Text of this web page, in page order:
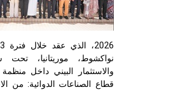
نواكشوط، موريتانيا، تحت
والاستثمار البيني داخل منظمة
قطاع الصناعات الدوائية: من